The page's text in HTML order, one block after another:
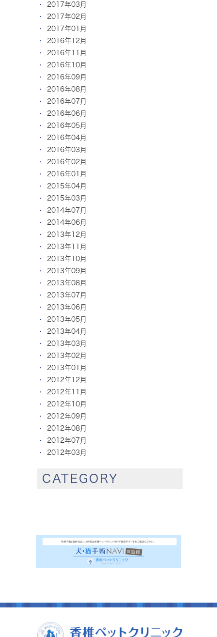
2017年03月
2017年02月
2017年01月
2016年12月
2016年11月
2016年10月
2016年09月
2016年08月
2016年07月
2016年06月
2016年05月
2016年04月
2016年03月
2016年02月
2016年01月
2015年04月
2015年03月
2014年07月
2014年06月
2013年12月
2013年11月
2013年10月
2013年09月
2013年08月
2013年07月
2013年06月
2013年05月
2013年04月
2013年03月
2013年02月
2013年01月
2012年12月
2012年11月
2012年10月
2012年09月
2012年08月
2012年07月
2012年03月
CATEGORY